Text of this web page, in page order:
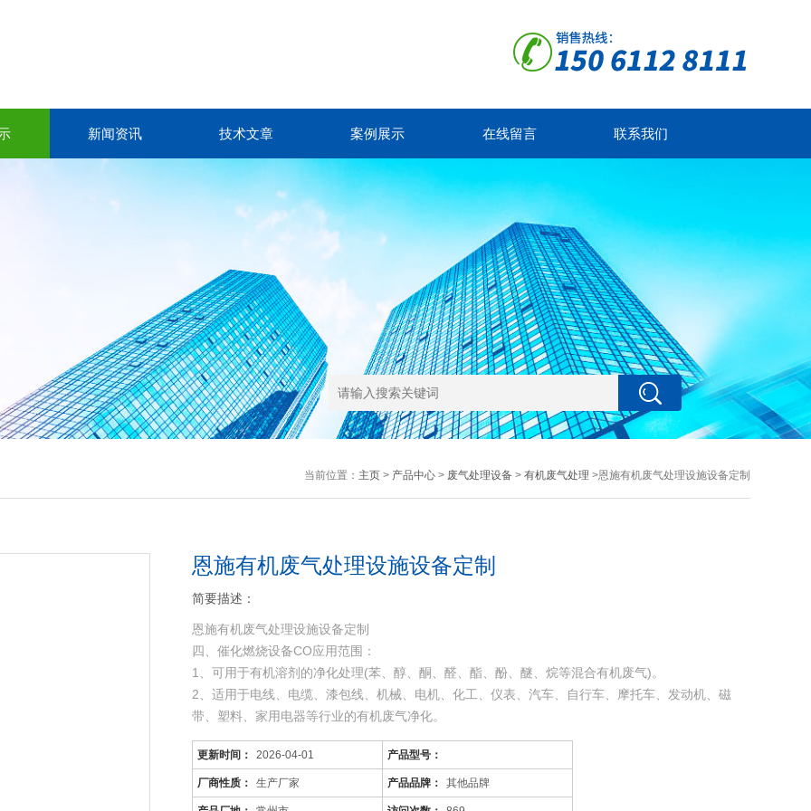
新闻资讯 技术文章 案例展示 在线留言 联系我们
当前位置： 主页> 产品中心> 废气处理设备> 有机废气处理 >恩施有机废气处理设施设备定制
恩施有机废气处理设施设备定制
简要描述：
恩施有机废气处理设施设备定制
四、催化燃烧设备CO应用范围：
1、可用于有机溶剂的净化处理(苯、醇、酮、醛、酯、酚、醚、烷等混合有机废气)。
2、适用于电线、电缆、漆包线、机械、电机、化工、仪表、汽车、自行车、摩托车、发动机、磁
带、塑料、家用电器等行业的有机废气净化。
3、可用于各种烘道、印铁制罐、表面喷涂。印刷油墨、机电绝缘处理、皮鞋粘胶等烘干线，净化各
工序产生的有机废气。
更新时间： 2026-04-01 产品型号：
厂商性质： 生产厂家 产品品牌： 其他品牌